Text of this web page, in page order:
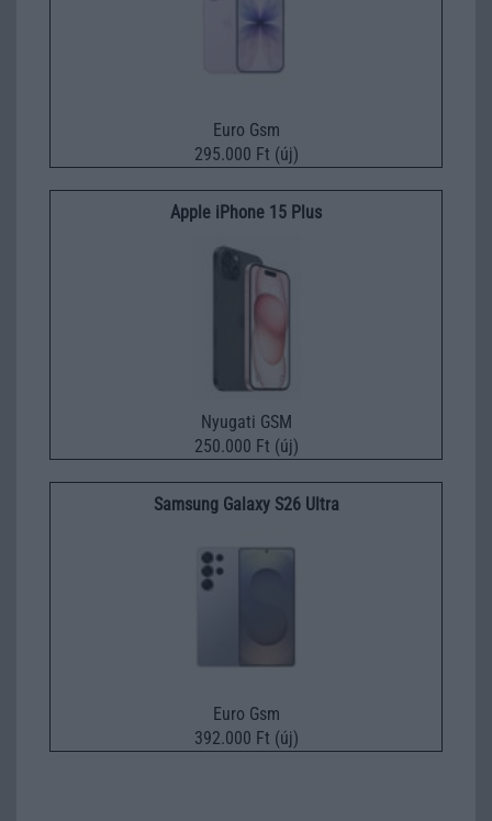
Euro Gsm
295.000 Ft (új)
Apple iPhone 15 Plus
Nyugati GSM
250.000 Ft (új)
Samsung Galaxy S26 Ultra
Euro Gsm
392.000 Ft (új)